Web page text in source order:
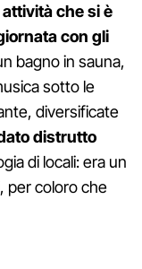
attività che si è
con gli
bagno in sauna,
sotto le
diversificate
distrutto
di locali: era un
per coloro che